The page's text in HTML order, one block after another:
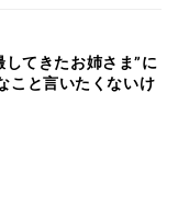
てきたお姉さま”に
こと言いたくないけ